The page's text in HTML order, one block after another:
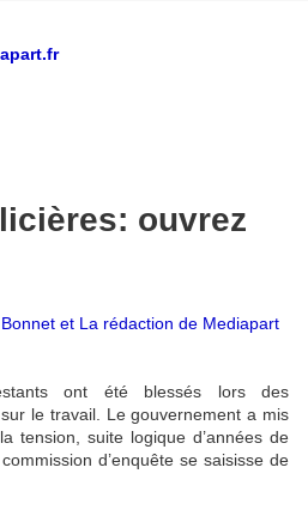
ouvrez
et La rédaction de Mediapart
ont été blessés lors des
le travail. Le gouvernement a mis
tension, suite logique d’années de
d’enquête se saisisse de